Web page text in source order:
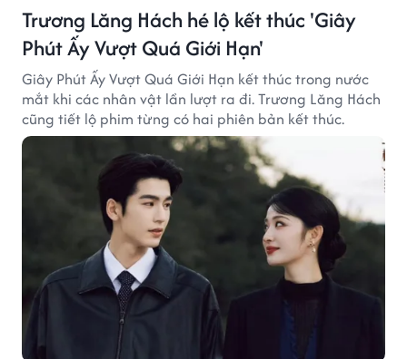
Trương Lăng Hách hé lộ kết thúc 'Giây
Phút Ấy Vượt Quá Giới Hạn'
Giây Phút Ấy Vượt Quá Giới Hạn kết thúc trong nước
mắt khi các nhân vật lần lượt ra đi. Trương Lăng Hách
cũng tiết lộ phim từng có hai phiên bản kết thúc.